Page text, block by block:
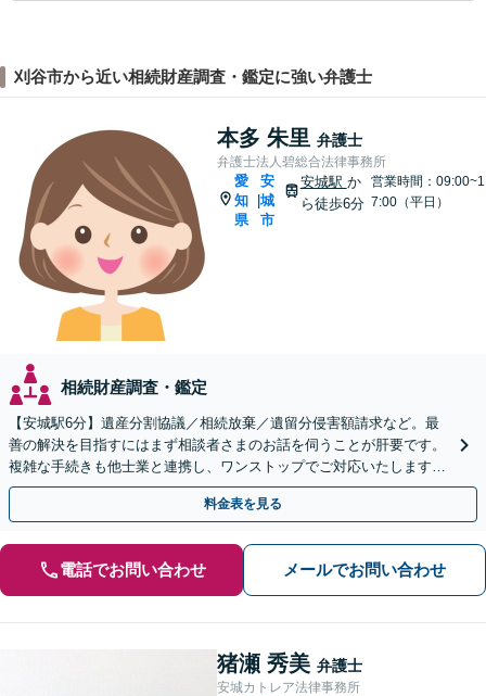
刈谷市から近い相続財産調査・鑑定に強い弁護士
本多 朱里 弁護士
弁護士法人碧総合法律事務所
愛
知
県
安
城
市
安城駅 か
ら徒歩6分
営業時間：09:00~1
7:00（平日）
相続財産調査・鑑定
【安城駅6分】遺産分割協議／相続放棄／遺留分侵害額請求など。最
善の解決を目指すにはまず相談者さまのお話を伺うことが肝要です。
複雑な手続きも他士業と連携し、ワンストップでご対応いたします
【ビデオ面談OK】
料金表を見る
電話でお問い合わせ メールでお問い合わせ
猪瀬 秀美 弁護士
安城カトレア法律事務所